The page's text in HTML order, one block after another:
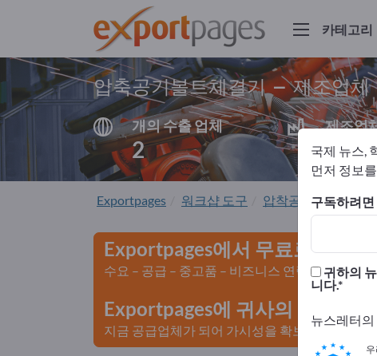
카테고리
압축공기볼트체결기 – 제조업
개의 수출 업체
2
제조업
1
Exportpages 워크샵 도구 압착공기 공구 압
Exportpages에서 무료로 광고
수요 – 공급 – 중고품 – 비즈니스 연락처 >> 여기
Exportpages에 귀사의 회사와
지금 공급업체가 되어 가시성을 확보하세요>> 여
국제 뉴스,
먼저 정보
구독하려
귀하의
니다.
뉴스레터